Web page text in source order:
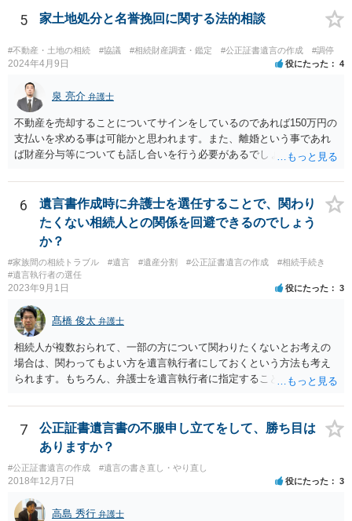
5 家土地処分と名誉挽回に関する法的相談
#不動産・土地の相続 #協議 #相続財産調査・鑑定 #公正証書遺言の作成 #調停
2024年4月9日 役にたった 4
泉 亮介 弁護士
不動産を売却することについてサインをしているのであれば150万円の
支払いを求める事は可能かと思われます。また、離婚という事であれ
ば財産分与等についても話し合いを行う必要があるでしょう。 細かい
士事務所へご相談されると良いでしょう。
6
遺言書作成時に弁護士を選任することで、関わり
たくない相続人との関係を回避できるのでしょう
か？
#家族間の相続トラブル #遺言 #遺産分割 #公正証書遺言の作成
#相続手続き
#遺言執行者の選任
2023年9月1日 役にたった 3
髙橋 俊太 弁護士
相続人が複数おられて、一部の方について関わりたくないとお考えの
場合は、関わってもよい方を遺言執行者にしておくという方法も考え
られます。もちろん、弁護士を遺言執行者に指定することもできます
方に再委任の権限を付与しておくという方法もあります。 一度、弁護
士に直接ご相談されることをお勧めいたします。
7
公正証書遺言書の不服申し立てをして、勝ち目は
ありますか？
#公正証書遺言の作成 #遺言の書き直し・やり直し
2018年12月7日 役にたった 3
高島 秀行 弁護士